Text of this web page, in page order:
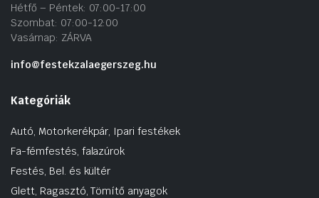
Hétfő – Péntek: 07:00-17:00
Szombat: 07:00-12:00
Vasárnap: ZÁRVA
info@festekzalaegerszeg.hu
Kategóriák
Autó, Motorkerékpár, Ipari festékek
Fa-fémfestés, falazúrok
Festés, Bel. és kültér
Glett, Ragasztó, Tömítő anyagok